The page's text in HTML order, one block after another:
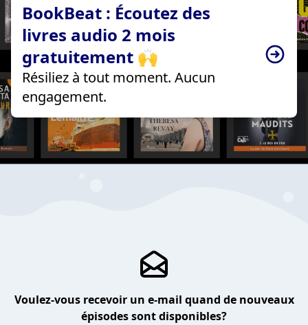
BookBeat : Écoutez des
livres audio 2 mois
gratuitement 🙌
Résiliez à tout moment. Aucun
engagement.
Voulez-vous recevoir un e-mail quand de nouveaux
épisodes sont disponibles?